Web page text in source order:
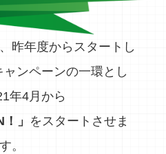
昨年度からスタートし
ンペーンの一環とし
年4月から
」 をスタートさせま
す。